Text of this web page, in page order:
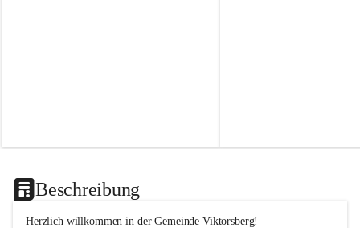
Beschreibung
Herzlich willkommen in der Gemeinde Viktorsberg!